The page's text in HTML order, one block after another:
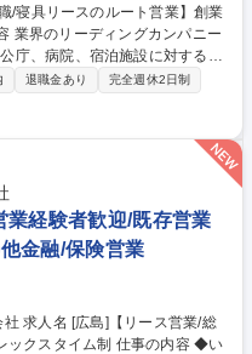
庁、病院、宿泊施設に対する寝
ョンは総合職のポジションで
以外にも例えば家具やカーテン
ば、自由に提案することができ
、寝具を積み込みお届け&ニー
るお役様が多く、お客様のお困
集職種 神戸【総
以上/残業月15～20時間
退職金あり
完全週休2日制
業経験者歓迎/既存営業
金融/保険営業
業/総
制 仕事の内容 ◆い